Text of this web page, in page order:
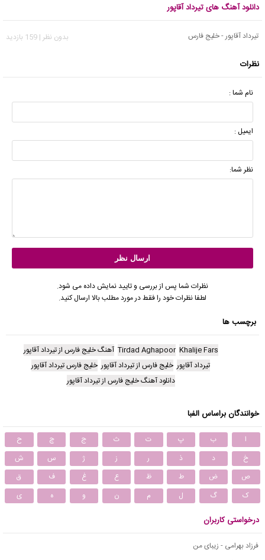
دانلود آهنگ های تیرداد آقاپور
تیرداد آقاپور - خلیج فارس بدون نظر | 159 بازدید
نظرات
نام شما :
ایمیل :
نظر شما:
نظرات شما پس از بررسی و تایید نمایش داده می شود.
لطفا نظرات خود را فقط در مورد مطلب بالا ارسال کنید.
برچسب ها
Khalije Fars
Tirdad Aghapoor آهنگ خلیج فارس از تیرداد آقاپور
تیرداد آقاپور خلیج فارس از تیرداد آقاپور خلیج فارس تیرداد آقاپور
دانلود آهنگ خلیج فارس از تیرداد آقاپور
خوانندگان براساس الفبا
ا ب پ ت ث ج چ
ح
خ
د ذ ر ز ژ س
ش
ص
ض ط ظ ع غ ف
ق
ک
گ ل م ن و ه ی
درخواستی کاربران
فرزاد بهرامی - زیبای من